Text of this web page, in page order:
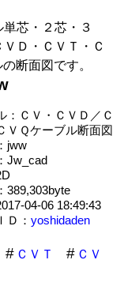
単芯・２芯・３
Ｄ・ＣＶＴ・Ｃ
断面図です。
：ＣＶ・ＣＶＤ／Ｃ
ＶＱケーブル断面図
jww
Jw_cad
389,303byte
04-06 18:49:43
Ｄ： yoshidaden
ＣＶＴ
ＣＶ